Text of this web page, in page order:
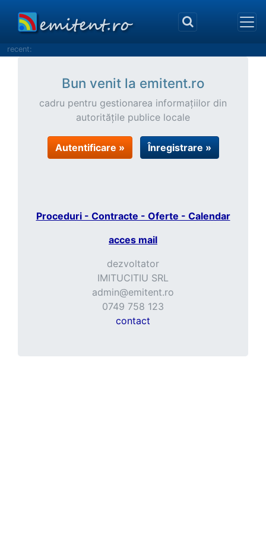
recent:
Bun venit la emitent.ro
cadru pentru gestionarea informaţiilor din
autorităţile publice locale
Autentificare » Înregistrare »
Proceduri - Contracte - Oferte - Calendar
acces mail
dezvoltator
IMITUCITIU SRL
admin@emitent.ro
0749 758 123
contact